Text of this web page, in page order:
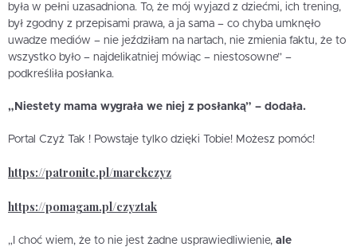
była w pełni uzasadniona. To, że mój wyjazd z dziećmi, ich trening,
był zgodny z przepisami prawa, a ja sama – co chyba umknęło
uwadze mediów – nie jeździłam na nartach, nie zmienia faktu, że to
wszystko było – najdelikatniej mówiąc – niestosowne” –
podkreśliła posłanka.
„Niestety mama wygrała we niej z posłanką” – dodała.
Portal Czyż Tak ! Powstaje tylko dzięki Tobie! Możesz pomóc!
https://patronite.pl/marekczyz
https://pomagam.pl/czyztak
„I choć wiem, że to nie jest żadne usprawiedliwienie, ale